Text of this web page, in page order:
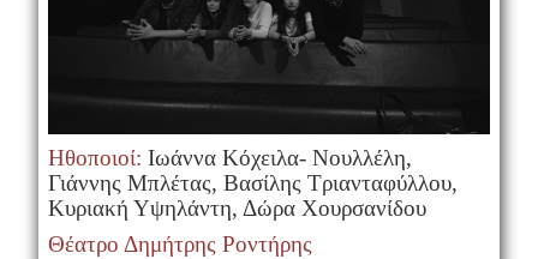
Ηθοποιοί: Ιωάννα Κόχειλα- Νουλλέλη,
Γιάννης Μπλέτας, Βασίλης Τριανταφύλλου,
Κυριακή Υψηλάντη, Δώρα Χουρσανίδου
Θέατρο Δημήτρης Ροντήρης